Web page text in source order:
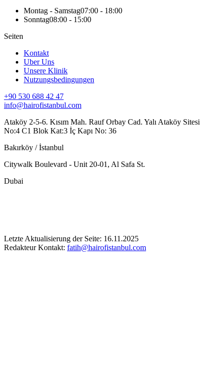
Montag - Samstag07:00 - 18:00
Sonntag08:00 - 15:00
Seiten
Kontakt
Uber Uns
Unsere Klinik
Nutzungsbedingungen
+90 530 688 42 47
info@hairofistanbul.com
Ataköy 2-5-6. Kısım Mah. Rauf Orbay Cad. Yalı Ataköy Sitesi
No:4 C1 Blok Kat:3 İç Kapı No: 36
Bakırköy / İstanbul
Citywalk Boulevard - Unit 20-01, Al Safa St.
Dubai
Letzte Aktualisierung der Seite: 16.11.2025
Redakteur Kontakt: fatih@hairofistanbul.com